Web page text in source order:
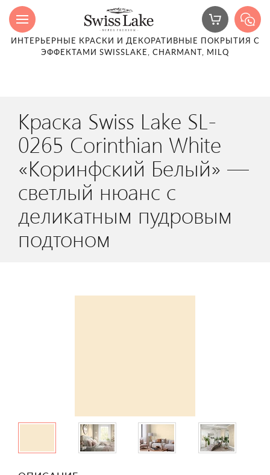
ИНТЕРЬЕРНЫЕ КРАСКИ И ДЕКОРАТИВНЫЕ ПОКРЫТИЯ С
ЭФФЕКТАМИ SWISSLAKE, CHARMANT, MILQ
Краска Swiss Lake SL-
0265 Corinthian White
«Коринфский Белый» —
светлый нюанс с
деликатным пудровым
подтоном